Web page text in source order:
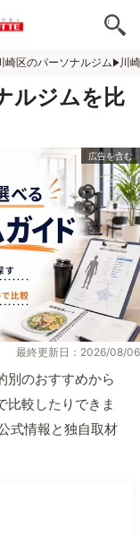
崎区のパーソナルジム 川
ルジムを比
最終更新日：2026/08/06
別のおすすめから
比較したりできま
式情報と独自取材